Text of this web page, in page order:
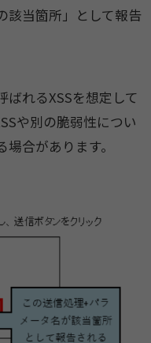
該当箇所」として報告
れるXSSを想定して
や別の脆弱性につい
合があります。